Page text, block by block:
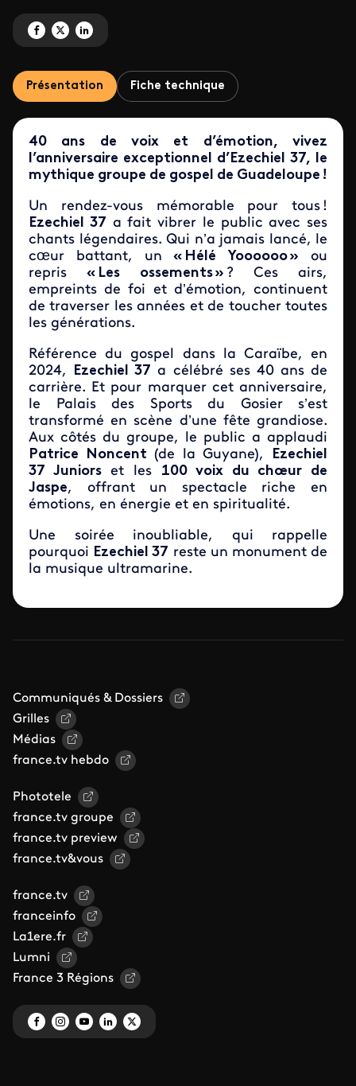
Partagez 'Ezechiel 37 : 40 ans de gospels & spirituals' sur Facebook
Partagez 'Ezechiel 37 : 40 ans de gospels & spirituals' sur X
Partagez 'Ezechiel 37 : 40 ans de gospels & spirituals' sur LinkedIn
Présentation Fiche technique
40 ans de voix et d’émotion, vivez
l’anniversaire exceptionnel d’Ezechiel 37, le
mythique groupe de gospel de Guadeloupe !
Un rendez-vous mémorable pour tous !
Ezechiel 37 a fait vibrer le public avec ses
chants légendaires. Qui n’a jamais lancé, le
cœur battant, un« Hélé Yoooooo » ou
repris« Les ossements » ? Ces airs,
empreints de foi et d’émotion, continuent
de traverser les années et de toucher toutes
les générations.
Référence du gospel dans la Caraïbe, en
2024, Ezechiel 37 a célébré ses 40 ans de
carrière. Et pour marquer cet anniversaire,
le Palais des Sports du Gosier s’est
transformé en scène d’une fête grandiose.
Aux côtés du groupe, le public a applaudi
Patrice Noncent (de la Guyane),
Ezechiel
37 Juniorset les 100 voix du chœur de
Jaspe, offrant un spectacle riche en
émotions, en énergie et en spiritualité.
Une soirée inoubliable, qui rappelle
pourquoi Ezechiel 37 reste un monument de
la musique ultramarine.
Communiqués & Dossiers
Grilles
Médias
france.tv hebdo
Phototele
france.tv groupe
france.tv preview
france.tv&vous
france.tv
franceinfo
La1ere.fr
Lumni
France 3 Régions